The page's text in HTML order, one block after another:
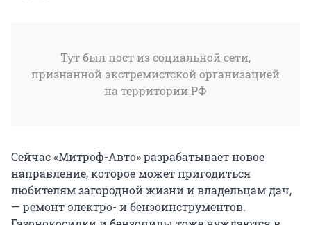
Тут был пост из социальной сети,
признанной экстремистской организацией
на территории РФ
Сейчас «Митроф-Авто» разрабатывает новое
направление, которое может пригодиться
любителям загородной жизни и владельцам дач,
— ремонт электро- и бензоинструментов.